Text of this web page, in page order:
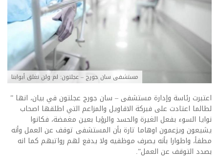
مستشفى سان جورج – عجلتون: لم ولن نغلق أبوابنا
اعتبرت رئاسة وإدارة مستشفى – سان جورج عجلتون في بيان، انها ”
لطالما اعتادت على فبركة الاقاويل والمزاعم التي اطلقها اصحاب
نوايا السوء بفعل الغيرة والحسد والرؤيا بعين مغمضة، فكانوا
يشيعون ويزعمون اوهاما تارة بأن المستشفى توقف عن العمل وأنه
مطفأ، واطوارا بأنه يصرف موظفيه ولا يدفع لهم رواتبهم كما انه
بصدد التوقف عن العمل”.